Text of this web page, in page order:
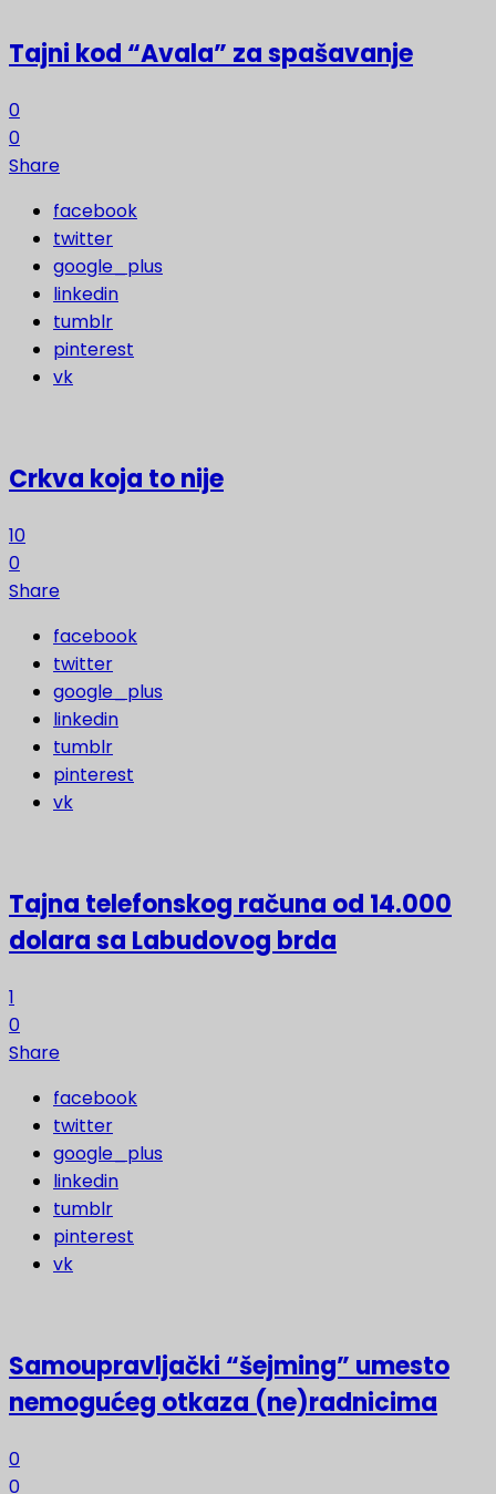
Tajni kod “Avala” za spašavanje
0
0
Share
facebook
twitter
google_plus
linkedin
tumblr
pinterest
vk
Crkva koja to nije
10
0
Share
facebook
twitter
google_plus
linkedin
tumblr
pinterest
vk
Tajna telefonskog računa od 14.000
dolara sa Labudovog brda
1
0
Share
facebook
twitter
google_plus
linkedin
tumblr
pinterest
vk
Samoupravljački “šejming” umesto
nemogućeg otkaza (ne)radnicima
0
0